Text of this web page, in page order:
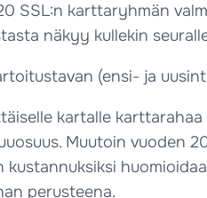
SSL:n karttaryhmän
näkyy kullekin
(ensi- ja
kartalle
Muutoin vuoden
perusteena.